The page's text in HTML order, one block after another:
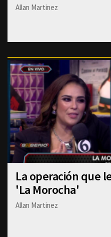
Allan Martinez
La operación que
'La Morocha'
Allan Martinez